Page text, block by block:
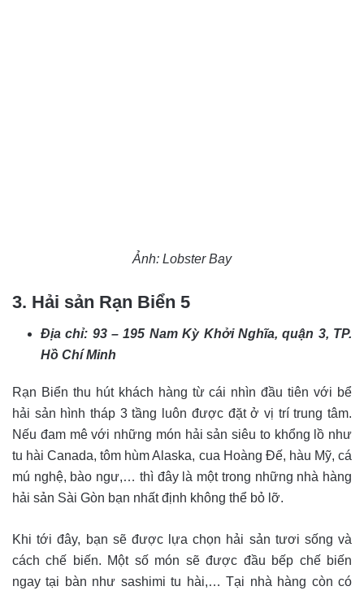
Ảnh: Lobster Bay
3. Hải sản Rạn Biển 5
Địa chỉ: 93 – 195 Nam Kỳ Khởi Nghĩa, quận 3, TP.
Hồ Chí Minh
Rạn Biển thu hút khách hàng từ cái nhìn đầu tiên với bể
hải sản hình tháp 3 tầng luôn được đặt ở vị trí trung tâm.
Nếu đam mê với những món hải sản siêu to khổng lồ như
tu hài Canada, tôm hùm Alaska, cua Hoàng Đế, hàu Mỹ, cá
mú nghệ, bào ngư,… thì đây là một trong những nhà hàng
hải sản Sài Gòn bạn nhất định không thể bỏ lỡ.
Khi tới đây, bạn sẽ được lựa chọn hải sản tươi sống và
cách chế biến. Một số món sẽ được đầu bếp chế biến
ngay tại bàn như sashimi tu hài,… Tại nhà hàng còn có